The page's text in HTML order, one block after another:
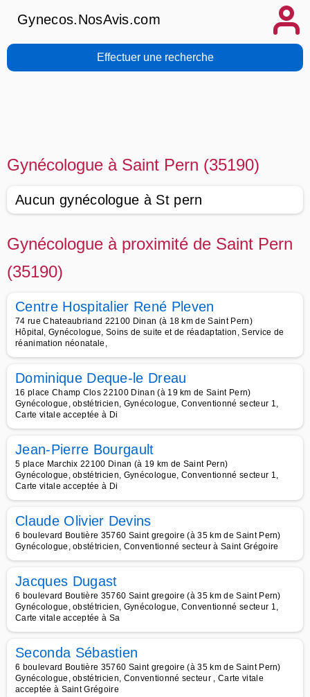
Gynecos.NosAvis.com
Effectuer une recherche
Gynécologue à Saint Pern (35190)
Aucun gynécologue à St pern
Gynécologue à proximité de Saint Pern
(35190)
Centre Hospitalier René Pleven
74 rue Chateaubriand 22100 Dinan (à 18 km de Saint Pern)
Hôpital, Gynécologue, Soins de suite et de réadaptation, Service de
réanimation néonatale,
Dominique Deque-le Dreau
16 place Champ Clos 22100 Dinan (à 19 km de Saint Pern)
Gynécologue, obstétricien, Gynécologue, Conventionné secteur 1,
Carte vitale acceptée à Di
Jean-Pierre Bourgault
5 place Marchix 22100 Dinan (à 19 km de Saint Pern)
Gynécologue, obstétricien, Gynécologue, Conventionné secteur 1,
Carte vitale acceptée à Di
Claude Olivier Devins
6 boulevard Boutière 35760 Saint gregoire (à 35 km de Saint Pern)
Gynécologue, obstétricien, Conventionné secteur à Saint Grégoire
Jacques Dugast
6 boulevard Boutière 35760 Saint gregoire (à 35 km de Saint Pern)
Gynécologue, obstétricien, Gynécologue, Conventionné secteur 1,
Carte vitale acceptée à Sa
Seconda Sébastien
6 boulevard Boutière 35760 Saint gregoire (à 35 km de Saint Pern)
Gynécologue, obstétricien, Conventionné secteur , Carte vitale
acceptée à Saint Grégoire